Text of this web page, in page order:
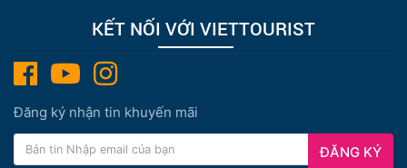
KẾT NỐI VỚI VIETTOURIST
Đăng ký nhận tin khuyến mãi
ĐĂNG KÝ